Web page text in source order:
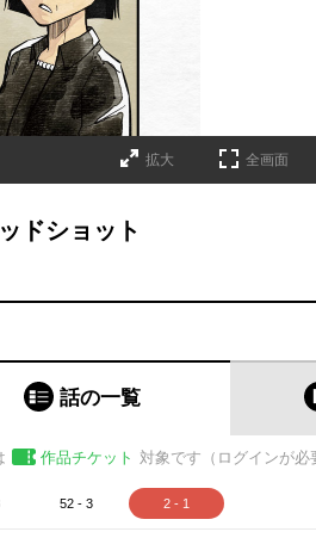
拡大 全画面
ドショット
話の一覧
作品チケット 対象です（ログインが必
52 - 3 2 - 1